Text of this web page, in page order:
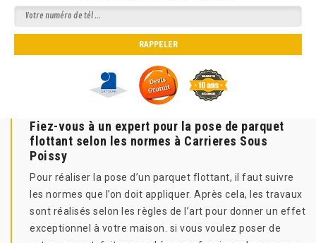
Fiez-vous à un expert pour la pose de parquet
flottant selon les normes à Carrieres Sous
Poissy
Pour réaliser la pose d’un parquet flottant, il faut suivre
les normes que l’on doit appliquer. Après cela, les travaux
sont réalisés selon les règles de l’art pour donner un effet
exceptionnel à votre maison. si vous voulez poser de